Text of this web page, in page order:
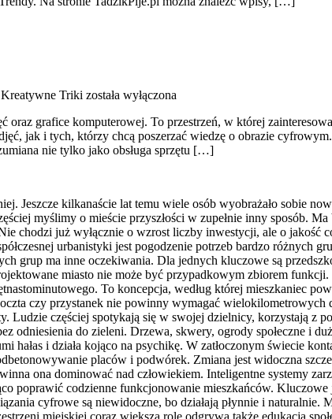
Triki została wyłączona
grafice komputerowej. To przestrzeń, w której
jak i tych, którzy chcą poszerzać wiedzę o obrazie
nie tylko jako obsługa sprzętu […]
Jeszcze kilkanaście lat temu wiele osób wyobrażało sobie
myślimy o mieście przyszłości w zupełnie inny sposób.
chodzi już wyłącznie o wzrost liczby inwestycji, ale o jakość
urbanistyki jest pogodzenie potrzeb bardzo różnych
grup ma inne oczekiwania. Dla jednych kluczowe są
miasto nie może być przypadkowym zbiorem
To koncepcja, według której mieszkaniec
czy przystanek nie powinny wymagać
Ludzie częściej spotykają się w swojej dzielnicy, korzystają z
odniesienia do zieleni. Drzewa, skwery, ogrody społeczne i
hałas i działa kojąco na psychikę. W zatłoczonym świecie
placów i podwórek. Zmiana jest widoczna
ona dominować nad człowiekiem. Inteligentne systemy
poprawić codzienne funkcjonowanie mieszkańców.
cyfrowe są niewidoczne, bo działają płynnie i naturalnie.
miejskiej coraz większą rolę odgrywa także edukacja